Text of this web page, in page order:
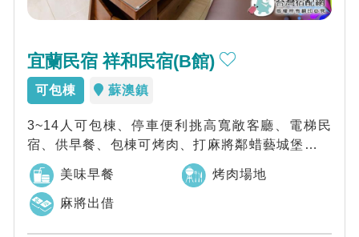
宜蘭民宿 祥和民宿(B館)
可包棟 蘇澳鎮
3~14人可包棟、停車便利挑高寬敞客廳、電梯民
宿、供早餐、包棟可烤肉、打麻將鄰蜡藝城堡、一
米特米食文化館、武荖坑遊樂區、蘇澳冷泉公...
美味早餐 烤肉場地
麻將出借